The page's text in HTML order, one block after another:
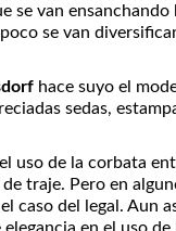
se van ensanchando
se van
hace suyo el
sedas,
uso de la corbata
traje. Pero en
caso del legal. Aun